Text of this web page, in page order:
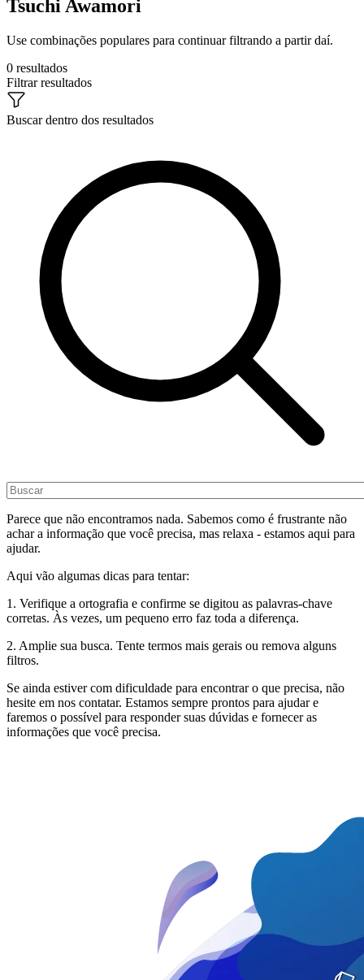
Tsuchi Awamori
Use combinações populares para continuar filtrando a partir daí.
0 resultados
Filtrar resultados
Buscar dentro dos resultados
Parece que não encontramos nada. Sabemos como é frustrante não
achar a informação que você precisa, mas relaxa - estamos aqui para
ajudar.
Aqui vão algumas dicas para tentar:
1. Verifique a ortografia e confirme se digitou as palavras-chave
corretas. Às vezes, um pequeno erro faz toda a diferença.
2. Amplie sua busca. Tente termos mais gerais ou remova alguns
filtros.
Se ainda estiver com dificuldade para encontrar o que precisa, não
hesite em nos contatar. Estamos sempre prontos para ajudar e
faremos o possível para responder suas dúvidas e fornecer as
informações que você precisa.